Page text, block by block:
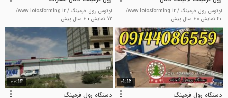
لوتوس رول فرمینگ / www.lotosforming.ir/
40 نمایش
6 سال پیش
لوتوس رول فرمینگ / www.lotosforming.ir/
72 نمایش
6 سال پیش
01:12
دستگاه رول فرمینگ
00:14
دستگاه رول فرمینگ